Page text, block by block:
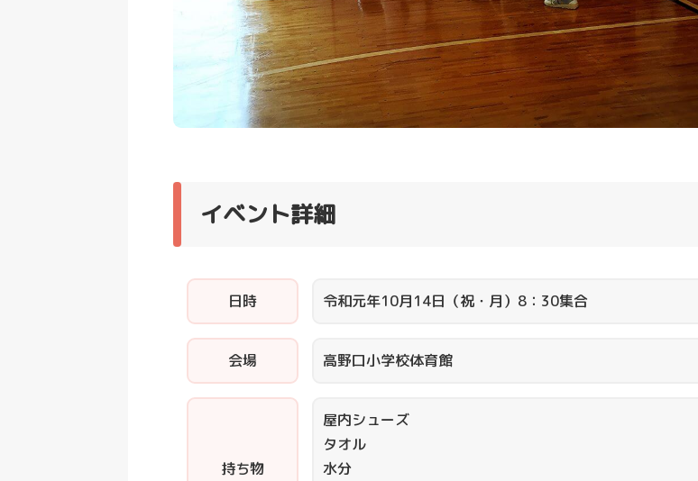
イベント詳細
日時 令和元年10月14日（祝・月）8：30集合
会場 高野口小学校体育館
持ち物
屋内シューズ
タオル
水分